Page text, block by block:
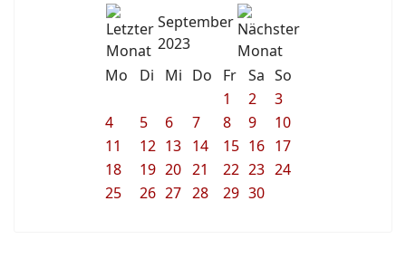
September
2023
Mo
Di Mi Do Fr Sa So
1
2
3
4
5 6 7 8 9
10
11
12 13 14 15 16 17
18
19 20 21 22 23 24
25
26 27 28 29 30